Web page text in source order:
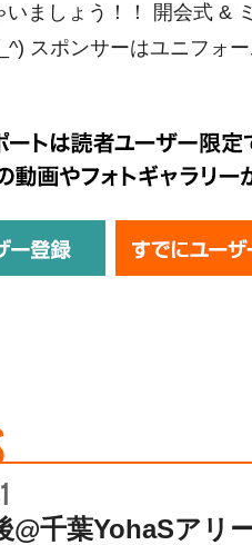
ましょう！！ 開会式 &
スポンサーはユニフォ
@千葉YohaSア